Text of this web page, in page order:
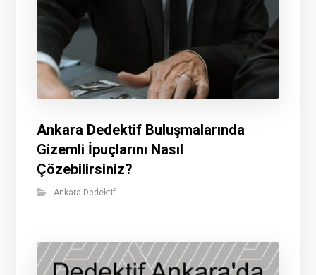
Ankara Dedektif Buluşmalarında
Gizemli İpuçlarını Nasıl
Çözebilirsiniz?
Ankara Dedektif